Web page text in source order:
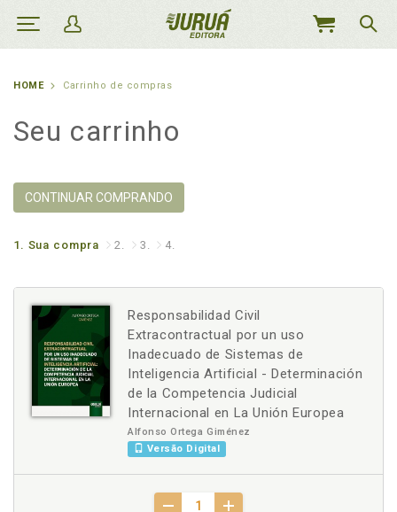
MEU
HOME Carrinho de compras
Seu carrinho
CONTINUAR COMPRANDO
1. Sua compra 2. 3. 4.
Responsabilidad Civil
Extracontractual por un uso
Inadecuado de Sistemas de
Inteligencia Artificial - Determinación
de la Competencia Judicial
Internacional en La Unión Europea
Alfonso Ortega Giménez
Versão Digital